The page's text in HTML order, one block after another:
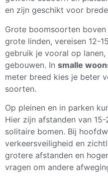
en zijn geschikt voor
Grote boomsoorten boven
grote linden, vereisen 12-
gebruik je vooral op
gebouwen. In smalle
meter breed kies je beter
soorten.
Op pleinen en in parken
Hier zijn afstanden van
solitaire bomen. Bij
verkeersveiligheid en
grotere afstanden en
vragen om andere